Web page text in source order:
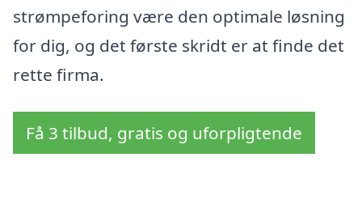
strømpeforing være den optimale løsning
for dig, og det første skridt er at finde det
rette firma.
Få 3 tilbud, gratis og uforpligtende